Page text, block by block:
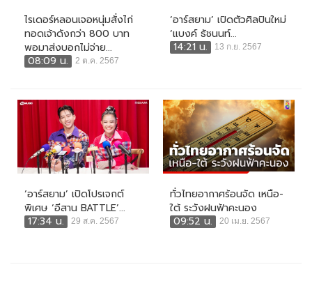
ไรเดอร์หลอนเจอหนุ่มสั่งไก่
ทอดเจ้าดังกว่า 800 บาท
พอมาส่งบอกไม่จ่าย...
08:09 น.
2 ต.ค. 2567
‘อาร์สยาม’ เปิดตัวศิลปินใหม่
‘แบงค์ ธัชนนท์...
14:21 น.
13 ก.ย. 2567
‘อาร์สยาม’ เปิดโปรเจกต์
พิเศษ ‘อีสาน BATTLE’...
17:34 น.
29 ส.ค. 2567
ทั่วไทยอากาศร้อนจัด เหนือ-
ใต้ ระวังฝนฟ้าคะนอง
09:52 น.
20 เม.ย. 2567